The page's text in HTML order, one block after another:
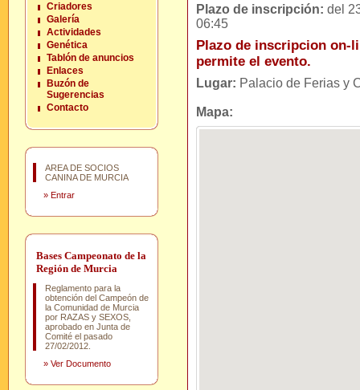
Criadores
Galería
Actividades
Genética
Tablón de anuncios
Enlaces
Buzón de
Sugerencias
Contacto
AREA DE SOCIOS
CANINA DE MURCIA
» Entrar
Bases Campeonato de la
Región de Murcia
Reglamento para la
obtención del Campeón de
la Comunidad de Murcia
por RAZAS y SEXOS,
aprobado en Junta de
Comité el pasado
27/02/2012.
» Ver Documento
Plazo de inscripción: del
06:45
Plazo de inscripcion on-
permite el evento.
Lugar: Palacio de Ferias y
Mapa: